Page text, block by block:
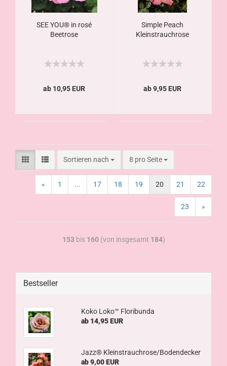
SEE YOU® in rosé
Beetrose
ab 10,95 EUR
Simple Peach
Kleinstrauchrose
ab 9,95 EUR
Sortieren nach 8 pro Seite
« 1 ... 17 18 19 20 21 22
23 »
153bis 160(von insgesamt 184)
Bestseller
Koko Loko™ Floribunda
ab 14,95 EUR
Jazz® Kleinstrauchrose/Bodendecker
ab 9,00 EUR